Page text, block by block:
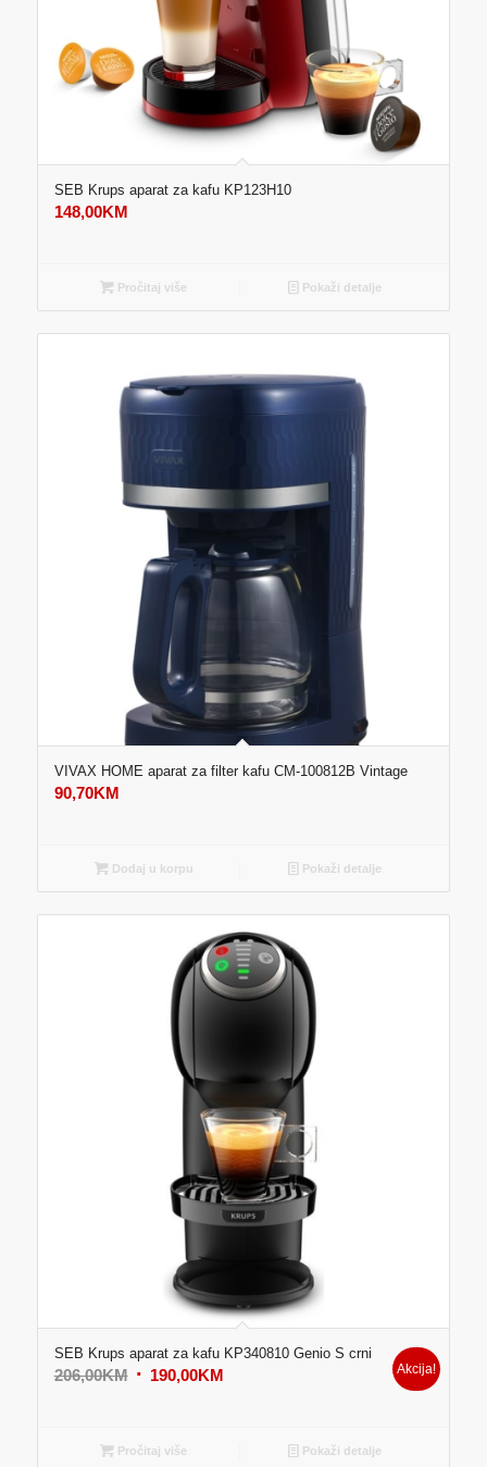
SEB Krups aparat za kafu KP123H10
148,00KM
Pročitaj više Pokaži detalje
VIVAX HOME aparat za filter kafu CM-100812B Vintage
90,70KM
Dodaj u korpu Pokaži detalje
SEB Krups aparat za kafu KP340810 Genio S crni
206,00KM Original
206,00KM.
190,00KMCurrent
190,00KM.
Akcija!
Pročitaj više Pokaži detalje